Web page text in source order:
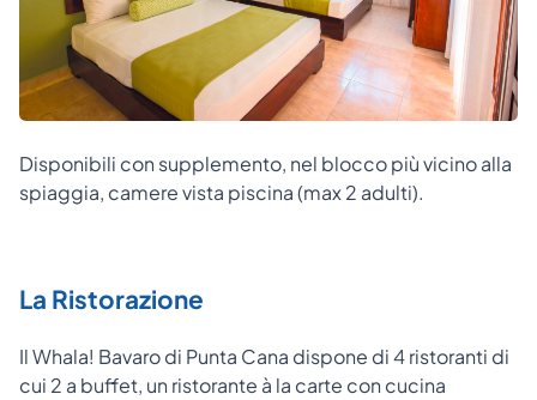
Disponibili con supplemento, nel blocco più vicino alla
spiaggia, camere vista piscina (max 2 adulti).
La Ristorazione
Il Whala! Bavaro di Punta Cana dispone di 4 ristoranti di
cui 2 a buffet, un ristorante à la carte con cucina